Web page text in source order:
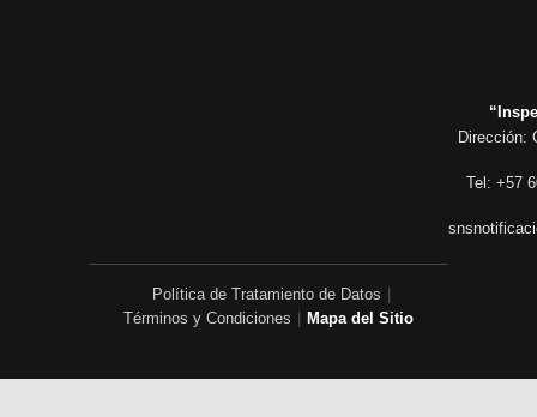
Dirección:
Tel: +57
Política de Tratamiento de Datos
Términos y Condiciones
Mapa del Sitio